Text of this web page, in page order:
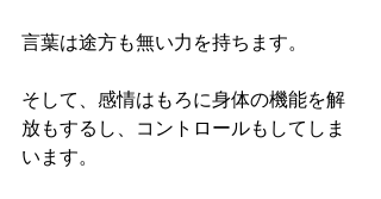
言葉は途方も無い力を持ちます。
そして、感情はもろに身体の機能を解
放もするし、コントロールもしてしま
います。